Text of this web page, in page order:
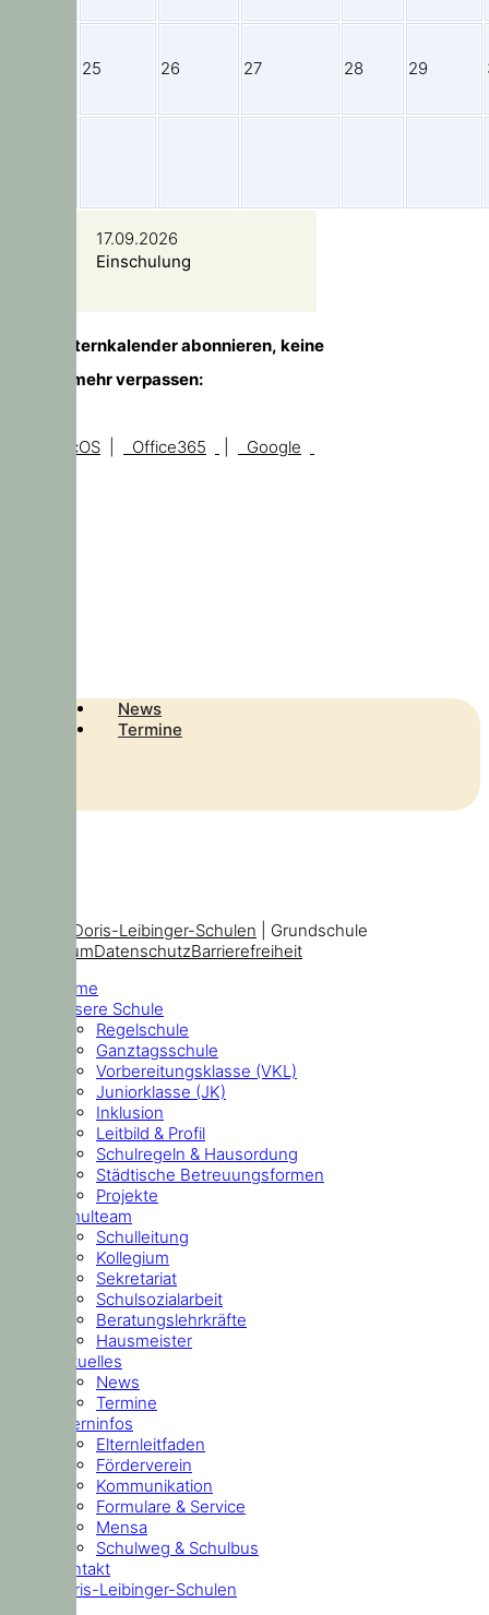
25 26 27 28 29
17.09.2026
Einschulung
Elternkalender abonnieren, keine
Temine mehr verpassen:
iOS, macOS Office365 Google
News
Termine
Doris-Leibinger-Schulen | Grundschule
ImpressumDatenschutzBarrierefreiheit
Home
Unsere Schule
Regelschule
Ganztagsschule
Vorbereitungsklasse (VKL)
Juniorklasse (JK)
Inklusion
Leitbild & Profil
Schulregeln & Hausordung
Städtische Betreuungsformen
Projekte
Schulteam
Schulleitung
Kollegium
Sekretariat
Schulsozialarbeit
Beratungslehrkräfte
Hausmeister
Aktuelles
News
Termine
Elterninfos
Elternleitfaden
Förderverein
Kommunikation
Formulare & Service
Mensa
Schulweg & Schulbus
Kontakt
Doris-Leibinger-Schulen